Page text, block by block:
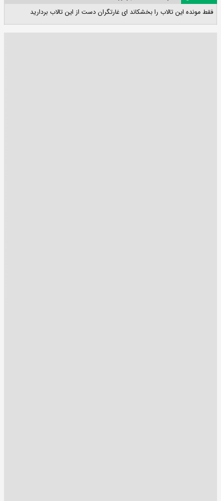
فقط مونده این تالاب را بخشکاند ای غارتگران دست از این تالاب بردارید